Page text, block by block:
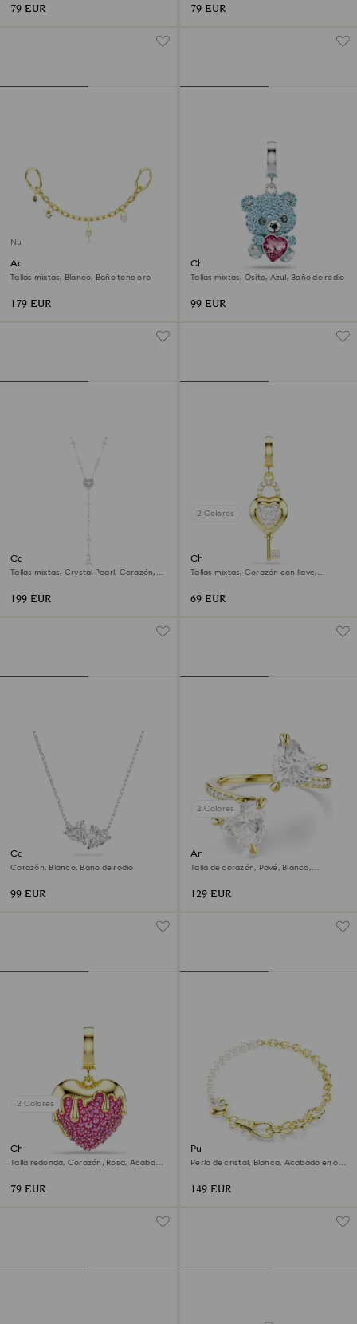
79 EUR 79 EUR
Nuevo
Accesorio para bolso
Tallas mixtas, Blanco, Baño tono oro
179 EUR
Charm Idyllia
Tallas mixtas, Osito, Azul, Baño de rodio
99 EUR
Collar en Y Ariana Grande x
Swarovski
Tallas mixtas, Crystal Pearl, Corazón,
199 EUR
2 Colores
Charm Idyllia
Tallas mixtas, Corazón con llave,
69 EUR
Collar Mesmera
Corazón, Blanco, Baño de rodio
99 EUR
2 Colores
Anillo abierto Mesmera
Talla de corazón, Pavé, Blanco,
129 EUR
2 Colores
Charm Idyllia
Talla redonda, Corazón, Rosa, Acabado
79 EUR
Pulsera Idyllia
Perla de cristal, Blanca, Acabado en oro
149 EUR